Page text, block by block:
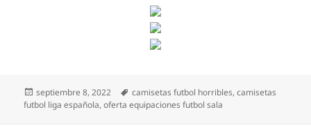
Publicado
el
septiembre 8, 2022 Etiquetas
camisetas futbol horribles,camisetas
futbol liga española,oferta equipaciones futbol sala